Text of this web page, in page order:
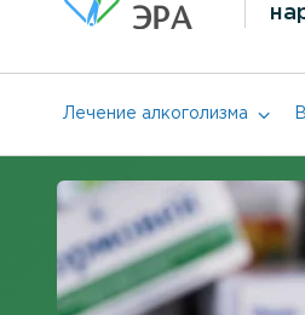
Лечение алкоголизма